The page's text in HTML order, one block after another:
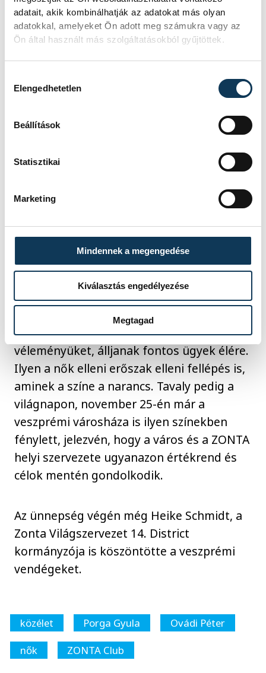
adatait, akik kombinálhatják az adatokat más olyan
adatokkal, amelyeket Ön adott meg számukra vagy az
Ön által használt más szolgáltatásokból gyűjtöttek.
Elengedhetetlen
Beállítások
Statisztikai
Marketing
Mindennek a megengedése
Kiválasztás engedélyezése
Megtagad
Az ünnepségen több az énekes
kulturbetétek között dr. Kristóf Mihályné,
korábbi elnök felidézte a megalapítás óta
eltelt időt és eddigi eredményeiket. Kitért
az ösztöndíjprogramjukra, amivel a
hallgatóit segítik, az összművészeti
rendezvénysorozatukat, amelyen helyben
élő alkotó nők művészi munkáit állítják ki,
is kitért, aminek a bevételét jótékony
Azt is kihangsúlyozta, hogy bár a ZONTA
alapvetően politikamentes szervezet az
egész világon, elhivatottak abban, hogy
támogassák a nőket, hogy vállaljanak
szerepet a közéletben, mondják el
véleményüket, álljanak fontos ügyek élére.
Ilyen a nők elleni erőszak elleni fellépés is,
aminek a színe a narancs. Tavaly pedig a
világnapon, november 25-én már a
veszprémi városháza is ilyen színekben
fénylett, jelezvén, hogy a város és a ZONTA
helyi szervezete ugyanazon értékrend és
célok mentén gondolkodik.
Az ünnepség végén még Heike Schmidt, a
Zonta Világszervezet 14. District
kormányzója is köszöntötte a veszprémi
vendégeket.
közélet Porga Gyula
Ovádi Péter
nők
ZONTA Club